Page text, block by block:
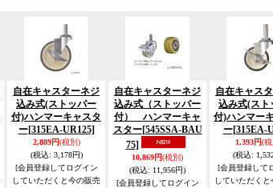
自在キャスターネジ
込み式(ストッパー
付)ハンマーキャスタ
ー[315EA-UR125]
2,889円(税別)
(税込: 3,178円)
[会員登録してログイン
していただくと今の販売
自在キャスターネジ
込み式（ストッパー
付） ハンマーキャ
スター[545SSA-BAU
75]
10,869円(税別)
(税込: 11,956円)
[会員登録してログイン
自在キャス
込み式(スト
付)ハンマー
ー[315EA-
1,393円(
(税込:
[会員登録して
していただくと